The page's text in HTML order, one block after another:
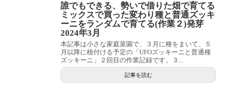
誰でもできる、勢いで借りた畑で育てる
ミックスで買った変わり種と普通ズッキ
ーニをランダムで育てる(作業２)発芽
2024年3月
本記事は小さな家庭菜園で、３月に種をまいて、５
月以降に植付ける予定の「UFOズッキーニと普通種
ズッキーニ」２回目の作業記録です。３...
記事を読む